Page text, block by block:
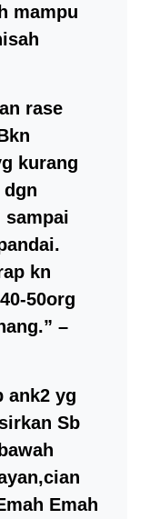
mampu
rase
kurang
sampai
kn
50org
–
ank2 yg
Sb
Emah